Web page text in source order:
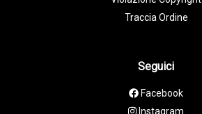
Traccia Ordine
Seguici
Facebook
Instagram